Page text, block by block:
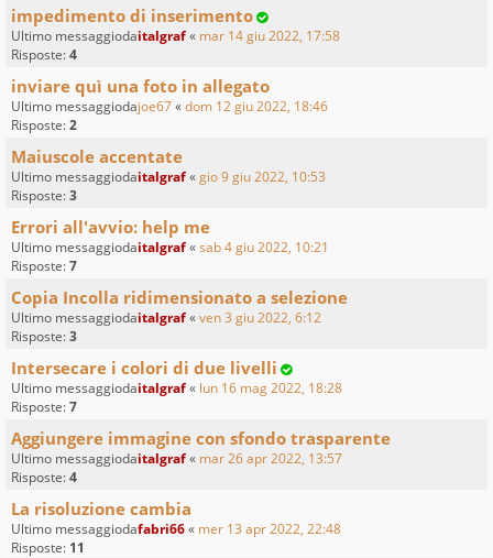
impedimento di inserimento
Ultimo messaggiodaitalgraf« mar 14 giu 2022, 17:58
Risposte:4
inviare quì una foto in allegato
Ultimo messaggiodajoe67«dom 12 giu 2022, 18:46
Risposte:2
Maiuscole accentate
Ultimo messaggiodaitalgraf«gio 9 giu 2022, 10:53
Risposte:3
Errori all'avvio: help me
Ultimo messaggiodaitalgraf«sab 4 giu 2022, 10:21
Risposte:7
Copia Incolla ridimensionato a selezione
Ultimo messaggiodaitalgraf«ven 3 giu 2022, 6:12
Risposte:3
Intersecare i colori di due livelli
Ultimo messaggiodaitalgraf« lun 16 mag 2022, 18:28
Risposte:7
Aggiungere immagine con sfondo trasparente
Ultimo messaggiodaitalgraf« mar 26 apr 2022, 13:57
Risposte:4
La risoluzione cambia
Ultimo messaggiodafabri66« mer 13 apr 2022, 22:48
Risposte: 11